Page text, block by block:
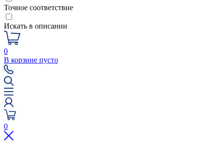
Точное соответствие
Искать в описании
0
В корзине пусто
0